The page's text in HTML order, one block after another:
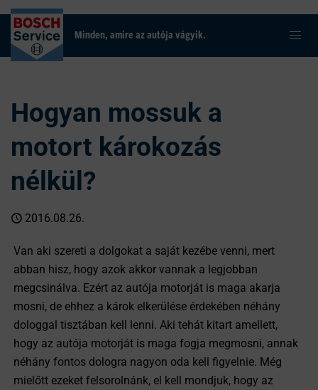
Minden, amire az autója vágyik.
Hogyan mossuk a
motort károkozás
nélkül?
2016.08.26.
Van aki szereti a dolgokat a saját kezébe venni, mert
abban hisz, hogy azok akkor vannak a legjobban
megcsinálva. Ezért az autója motorját is maga akarja
mosni, de ehhez a károk elkerülése érdekében néhány
dologgal tisztában kell lenni. Aki tehát kitart amellett,
hogy az autója motorját is maga fogja megmosni, annak
néhány fontos dologra nagyon oda kell figyelnie. Még
mielőtt ezeket felsorolnánk, el kell mondjuk, hogy az